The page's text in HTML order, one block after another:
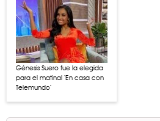
Génesis Suero fue la elegida
para el matinal ‘En casa con
Telemundo’